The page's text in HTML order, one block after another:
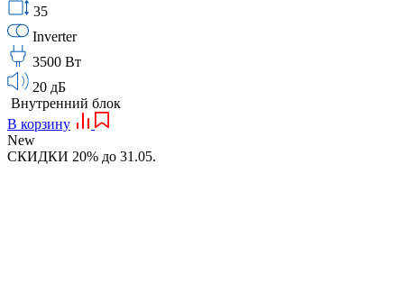
35
Inverter
3500 Вт
20 дБ
Внутренний блок
В корзину
New
СКИДКИ 20% до 31.05.